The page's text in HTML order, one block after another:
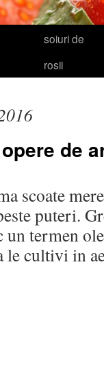
soiuri de
rosii
de
scoate
puteri.
un termen
le cultivi in